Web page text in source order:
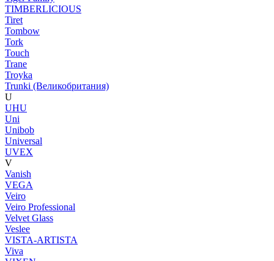
TIMBERLICIOUS
Tiret
Tombow
Tork
Touch
Trane
Troyka
Trunki (Великобритания)
U
UHU
Uni
Unibob
Universal
UVEX
V
Vanish
VEGA
Veiro
Veiro Professional
Velvet Glass
Veslee
VISTA-ARTISTA
Viva